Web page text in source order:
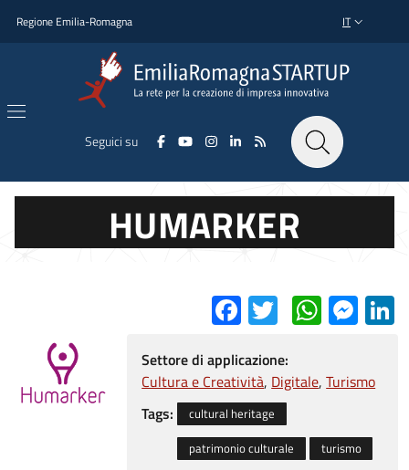
Regione Emilia-Romagna SELETTORE
IT
Seguici su
HUMARKER
Facebook
Twitter
Settore di applicazione:
Cultura e Creatività Digitale Turismo
Tags:
cultural heritage
patrimonio culturale
turismo